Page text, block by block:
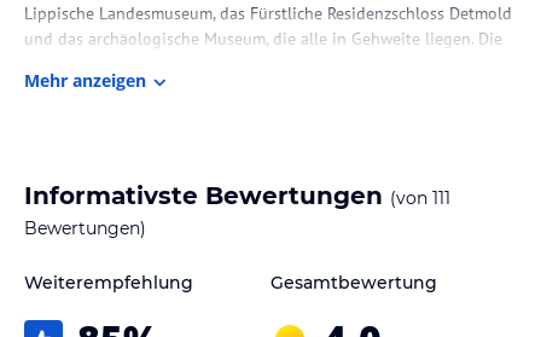
Lippische Landesmuseum, das Fürstliche Residenzschloss Detmold
und das archäologische Museum, die alle in Gehweite liegen. Die
40 Minuten mit dem Auto.
und verfügen über Annehmlichkeiten wie einen Schreibtisch, Sat-
TV und ein eigenes Bad. Zur Ausstattung zählen auch eine
Haartrockner. Das Hotel bietet sowohl Familienzimmer als auch
Mehr anzeigen
Informativste Bewertungen (von 111
Bewertungen)
Weiterempfehlung Gesamtbewertung